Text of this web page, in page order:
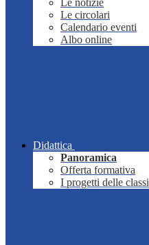
Le notizie
Le circolari
Calendario eventi
Albo online
Didattica
Panoramica
Offerta formativa
I progetti delle classi